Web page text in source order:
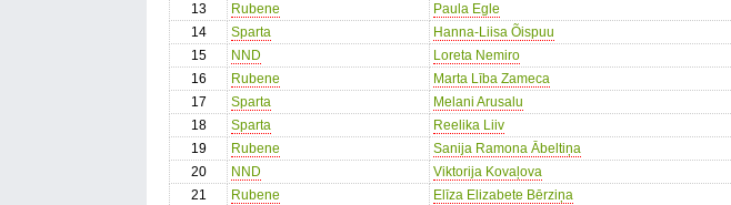
13
Rubene Paula Egle
14
Sparta Hanna-Liisa Õispuu
15
NND Loreta Nemiro
16
Rubene Marta Lība Zameca
17
Sparta Melani Arusalu
18
Sparta Reelika Liiv
19
Rubene Sanija Ramona Ābeltiņa
20
NND Viktorija Kovaļova
21
Rubene Elīza Elizabete Bērziņa